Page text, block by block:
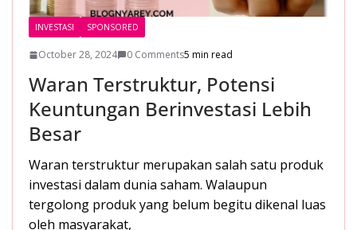
INVESTASI SPONSORED
October 28, 2024 0 Comments5 min read
Waran Terstruktur, Potensi
Keuntungan Berinvestasi Lebih
Besar
Waran terstruktur merupakan salah satu produk
investasi dalam dunia saham. Walaupun
tergolong produk yang belum begitu dikenal luas
oleh masyarakat,